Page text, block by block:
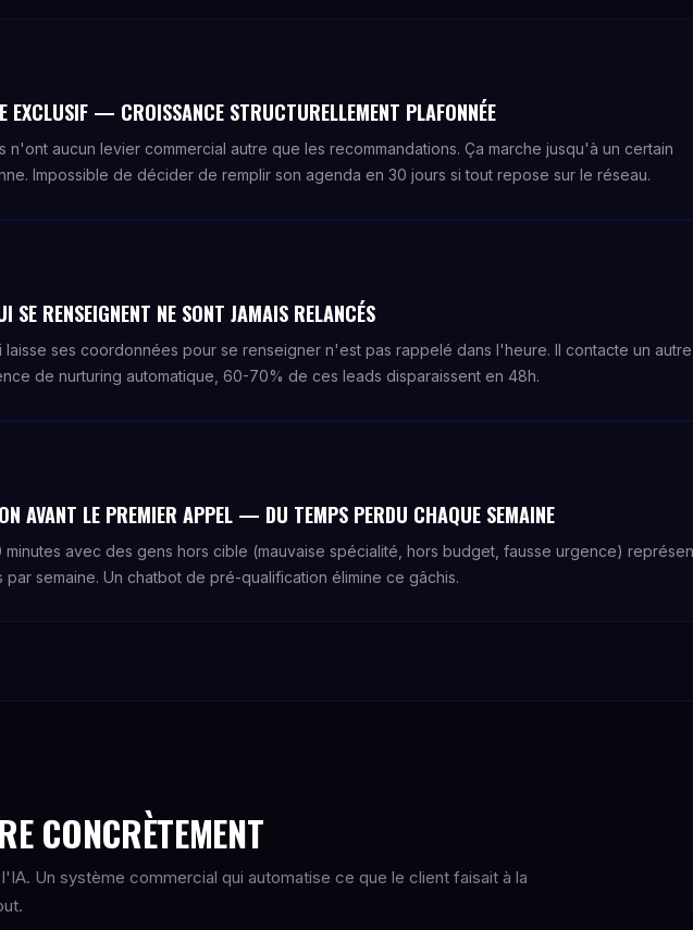
EXCLUSIF — CROISSANCE STRUCTURELLEMENT PLAFONNÉE
n'ont aucun levier commercial autre que les recommandations. Ça marche jusqu'à un certain
Impossible de décider de remplir son agenda en 30 jours si tout repose sur le réseau.
SE RENSEIGNENT NE SONT JAMAIS RELANCÉS
laisse ses coordonnées pour se renseigner n'est pas rappelé dans l'heure. Il contacte un autre
de nurturing automatique, 60-70% de ces leads disparaissent en 48h.
AVANT LE PREMIER APPEL — DU TEMPS PERDU CHAQUE SEMAINE
avec des gens hors cible (mauvaise spécialité, hors budget, fausse urgence)
semaine. Un chatbot de pré-qualification élimine ce gâchis.
CONCRÈTEMENT
Un système commercial qui automatise ce que le client faisait à la